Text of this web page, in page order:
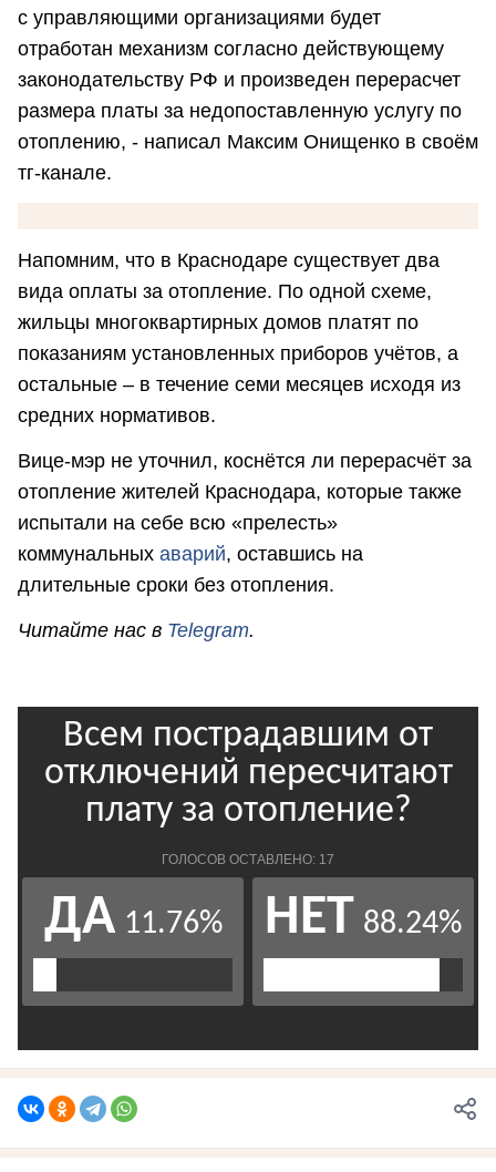
с управляющими организациями будет
отработан механизм согласно действующему
законодательству РФ и произведен перерасчет
размера платы за недопоставленную услугу по
отоплению, - написал Максим Онищенко в своём
тг-канале.
Напомним, что в Краснодаре существует два
вида оплаты за отопление. По одной схеме,
жильцы многоквартирных домов платят по
показаниям установленных приборов учётов, а
остальные – в течение семи месяцев исходя из
средних нормативов.
Вице-мэр не уточнил, коснётся ли перерасчёт за
отопление жителей Краснодара, которые также
испытали на себе всю «прелесть»
коммунальных аварий, оставшись на
длительные сроки без отопления.
Читайте нас в Telegram.